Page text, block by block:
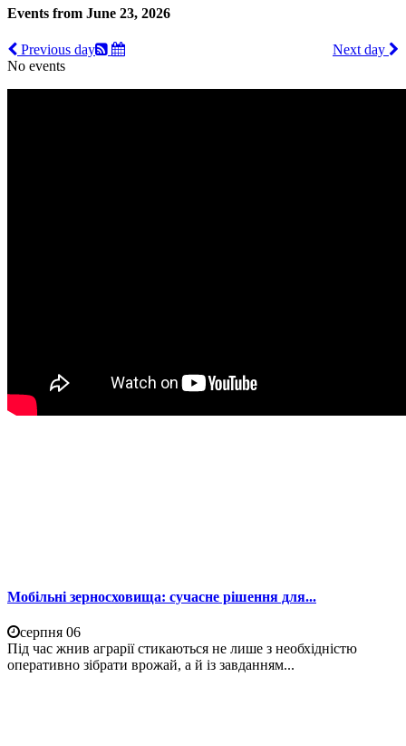
Events from June 23, 2026
Previous day
Next day
No events
Мобільні зерносховища: сучасне рішення для...
серпня 06
Під час жнив аграрії стикаються не лише з необхідністю
оперативно зібрати врожай, а й із завданням...